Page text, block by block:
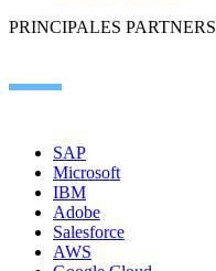
PRINCIPALES PARTNERS
SAP
Microsoft
IBM
Adobe
Salesforce
AWS